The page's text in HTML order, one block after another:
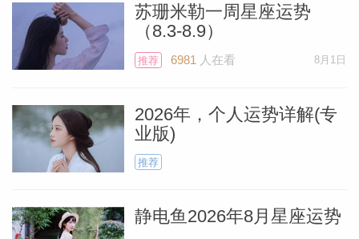
代表无条件的爱与美的海王星，目前正与土
星在你的第五宫（相距8度以内）同行。当
海王星相位良好、比如5月31日满月那样，
牲自己的一部分，来让伴侣或孩子受益。你
会心甘情愿、充满喜悦地这样做。
到某个重大艺术创作的重要阶段。古代占星
苏珊米勒一周星座运势
（8.3-8.9）
推荐 6981 人在看 8月1日
2026年，个人运势详解(专
业版)
推荐
静电鱼2026年8月星座运势